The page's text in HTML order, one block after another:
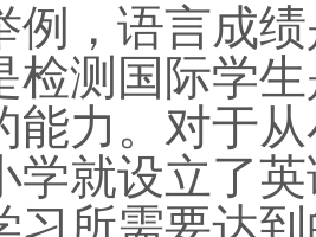
例，语言成
检测国际学
能力。对于
学就设立了